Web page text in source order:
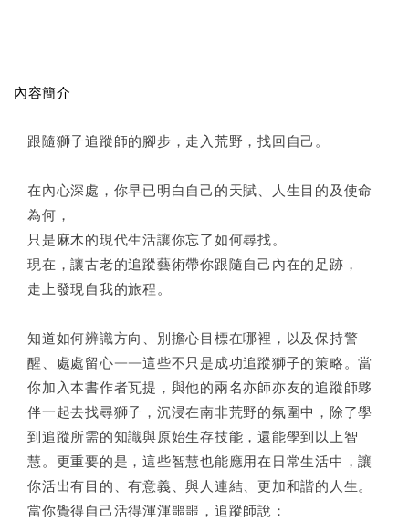
內容簡介
跟隨獅子追蹤師的腳步，走入荒野，找回自己。
在內心深處，你早已明白自己的天賦、人生目的及使命
為何，
只是麻木的現代生活讓你忘了如何尋找。
現在，讓古老的追蹤藝術帶你跟隨自己內在的足跡，
走上發現自我的旅程。
知道如何辨識方向、別擔心目標在哪裡，以及保持警
醒、處處留心——這些不只是成功追蹤獅子的策略。當
你加入本書作者瓦提，與他的兩名亦師亦友的追蹤師夥
伴一起去找尋獅子，沉浸在南非荒野的氛圍中，除了學
到追蹤所需的知識與原始生存技能，還能學到以上智
慧。更重要的是，這些智慧也能應用在日常生活中，讓
你活出有目的、有意義、與人連結、更加和諧的人生。
當你覺得自己活得渾渾噩噩，追蹤師說：